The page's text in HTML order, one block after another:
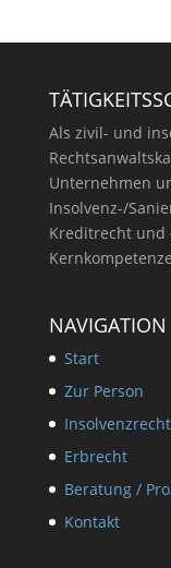
Als zivil- und
Unternehmen
Insolvenz-/
Kreditrecht und
NAVIGATION
Start
Zur Person
Insolvenzrecht
Erbrecht
Beratung /
Kontakt